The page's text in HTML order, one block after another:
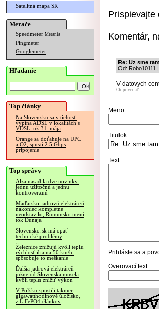
Satelitná mapa SR
Merače
Speedmeter Merania
Pingmeter
Googlemeter
Hľadanie
Top články
Na Slovensku sa v tichosti
vypína ADSL v lokalitách s
VDSL, už 31. mája
Orange sa doťahuje na UPC
a O2, spustí 2.5 Gbps
pripojenie
Top správy
Alza nasadila dve novinky,
jednu užitočnú a jednu
kontroverznú
Maďarsko jadrovú elektráreň
nakoniec kompletne
neodstavilo, Rumunsko mení
tok Dunaja
Slovensko.sk má opäť
technické problémy
Železnice znižujú kvôli teplu
rýchlosť iba na 50 km/h,
spôsobuje to meškanie
Ďalšia jadrová elektráreň
južne od Slovenska musela
kvôli teplu znížiť výkon
V Poľsku spustili takmer
gigawatthodinové úložisko,
z LiFePO4 článkov
Prispievajte
Komentár,
Re: Uz sme
Od: Robo10111
V datovych
Odpovedať
Meno:
Titulok:
Text:
Prihláste sa a
Overovací text: